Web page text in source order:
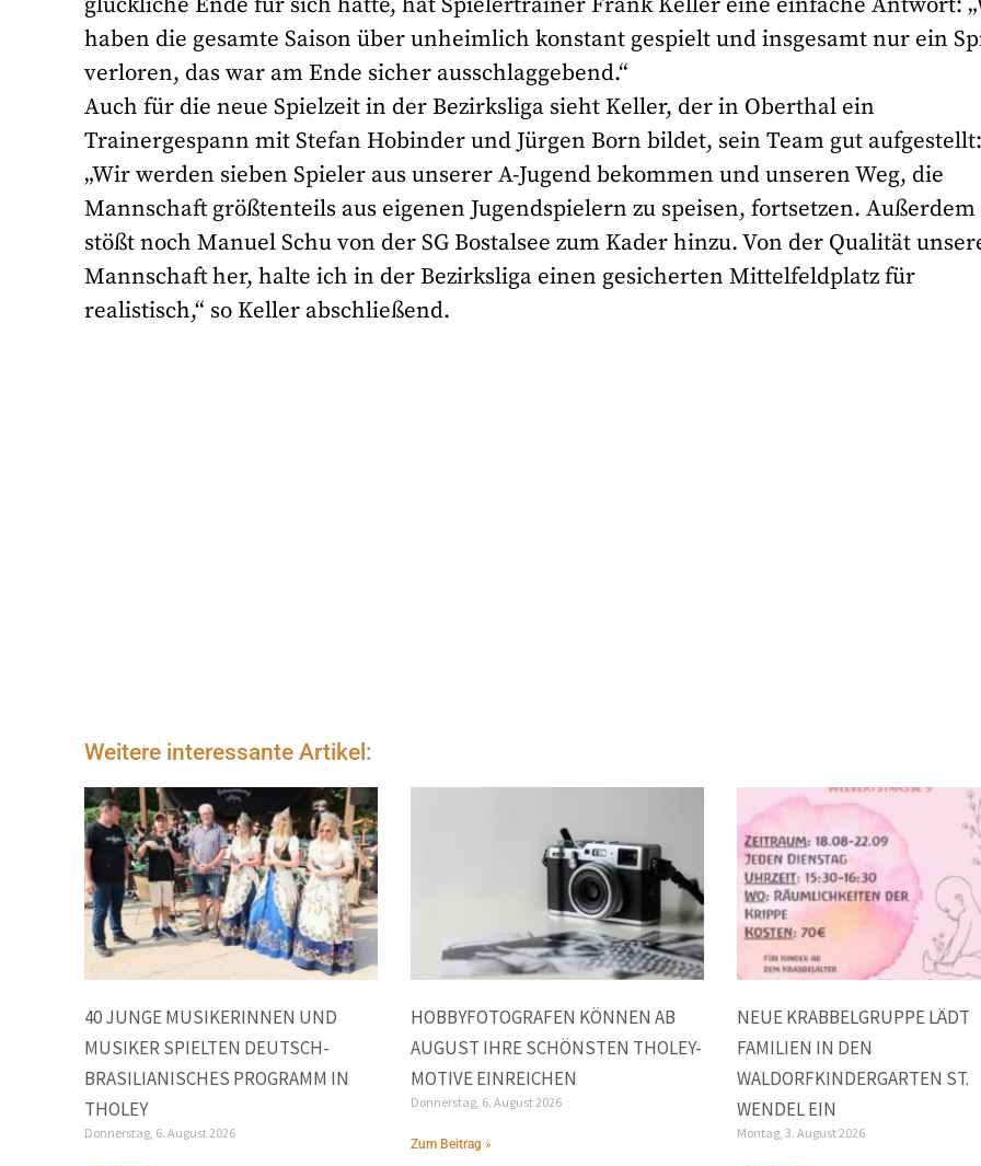
haben die gesamte Saison über unheimlich konstant gespielt und insgesamt nur ein
verloren, das war am Ende sicher ausschlaggebend.“
Auch für die neue Spielzeit in der Bezirksliga sieht Keller, der in Oberthal ein
Trainergespann mit Stefan Hobinder und Jürgen Born bildet, sein Team gut aufgestellt:
„Wir werden sieben Spieler aus unserer A-Jugend bekommen und unseren Weg, die
Mannschaft größtenteils aus eigenen Jugendspielern zu speisen, fortsetzen. Außerdem
stößt noch Manuel Schu von der SG Bostalsee zum Kader hinzu. Von der Qualität
Mannschaft her, halte ich in der Bezirksliga einen gesicherten Mittelfeldplatz für
realistisch,“ so Keller abschließend.
Weitere interessante Artikel:
40 JUNGE MUSIKERINNEN UND
MUSIKER SPIELTEN DEUTSCH-
BRASILIANISCHES PROGRAMM IN
THOLEY
Donnerstag, 6. August 2026
HOBBYFOTOGRAFEN KÖNNEN AB
AUGUST IHRE SCHÖNSTEN THOLEY-
MOTIVE EINREICHEN
Donnerstag, 6. August 2026
Zum Beitrag »
NEUE KRABBELGRUPPE LÄDT
FAMILIEN IN DEN
WALDORFKINDERGARTEN ST.
WENDEL EIN
Montag, 3. August 2026